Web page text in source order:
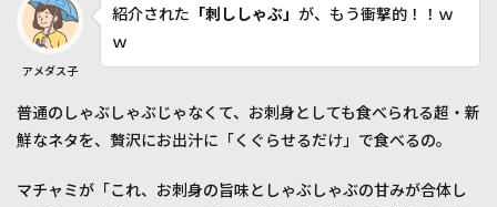
じゃ
な
い？
生か
みた
り！
アメダス子
紹介された 「刺ししゃぶ」 が、もう衝撃的！！ｗ
ｗ
普通のしゃぶしゃぶじゃなくて、お刺身としても食べられる超・新
鮮なネタを、贅沢にお出汁に「くぐらせるだけ」で食べるの。
マチャミが「これ、お刺身の旨味としゃぶしゃぶの甘みが合体し